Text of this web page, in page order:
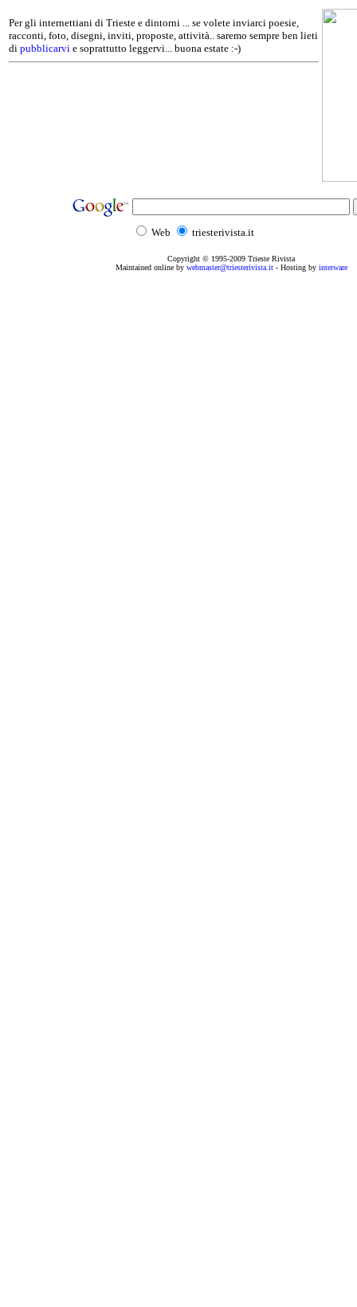
Per gli internettiani di Trieste e dintorni ... se volete inviarci poesie,
racconti, foto, disegni, inviti, proposte, attività.. saremo sempre ben lieti
di pubblicarvi e soprattutto leggervi... buona estate :-)
Web triesterivista.it
Copyright © 1995-2009 Trieste Rivista
Maintained online by webmaster@triesterivista.it- Hosting by interware